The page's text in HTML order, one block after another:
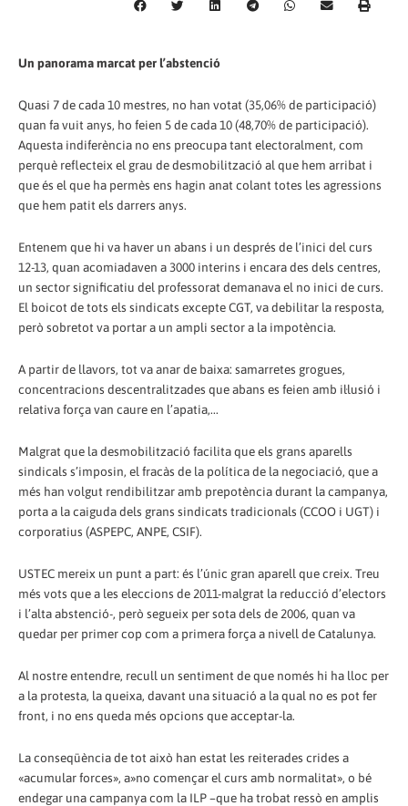
Un panorama marcat per l’abstenció
Quasi 7 de cada 10 mestres, no han votat (35,06% de participació)
quan fa vuit anys, ho feien 5 de cada 10 (48,70% de participació).
Aquesta indiferència no ens preocupa tant electoralment, com
perquè reflecteix el grau de desmobilització al que hem arribat i
que és el que ha permès ens hagin anat colant totes les agressions
que hem patit els darrers anys.
Entenem que hi va haver un abans i un després de l’inici del curs
12-13, quan acomiadaven a 3000 interins i encara des dels centres,
un sector significatiu del professorat demanava el no inici de curs.
El boicot de tots els sindicats excepte CGT, va debilitar la resposta,
però sobretot va portar a un ampli sector a la impotència.
A partir de llavors, tot va anar de baixa: samarretes grogues,
concentracions descentralitzades que abans es feien amb il·lusió i
relativa força van caure en l’apatia,...
Malgrat que la desmobilització facilita que els grans aparells
sindicals s’imposin, el fracàs de la política de la negociació, que a
més han volgut rendibilitzar amb prepotència durant la campanya,
porta a la caiguda dels grans sindicats tradicionals (CCOO i UGT) i
corporatius (ASPEPC, ANPE, CSIF).
USTEC mereix un punt a part: és l’únic gran aparell que creix. Treu
més vots que a les eleccions de 2011-malgrat la reducció d’electors
i l’alta abstenció-, però segueix per sota dels de 2006, quan va
quedar per primer cop com a primera força a nivell de Catalunya.
Al nostre entendre, recull un sentiment de que només hi ha lloc per
a la protesta, la queixa, davant una situació a la qual no es pot fer
front, i no ens queda més opcions que acceptar-la.
La conseqüència de tot això han estat les reiterades crides a
«acumular forces», a»no començar el curs amb normalitat», o bé
endegar una campanya com la ILP –que ha trobat ressò en amplis